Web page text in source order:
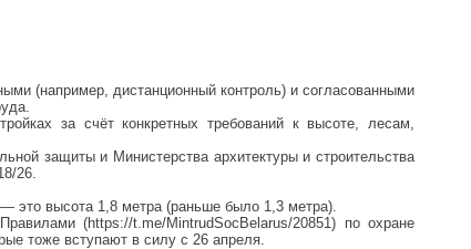
(например, дистанционный контроль) и согласованными
за счёт конкретных требований к высоте, лесам,
защиты и Министерства архитектуры и строительства
26.
это высота 1,8 метра (раньше было 1,3 метра).
(https://t.me/MintrudSocBelarus/20851) по охране
тоже вступают в силу с 26 апреля.